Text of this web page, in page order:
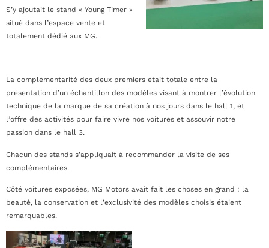
S’y ajoutait le stand « Young Timer »
situé dans l’espace vente et
totalement dédié aux MG.
La complémentarité des deux premiers était totale entre la
présentation d’un échantillon des modèles visant à montrer l’évolution
technique de la marque de sa création à nos jours dans le hall 1, et
l’offre des activités pour faire vivre nos voitures et assouvir notre
passion dans le hall 3.
Chacun des stands s’appliquait à recommander la visite de ses
complémentaires.
Côté voitures exposées, MG Motors avait fait les choses en grand : la
beauté, la conservation et l’exclusivité des modèles choisis étaient
remarquables.